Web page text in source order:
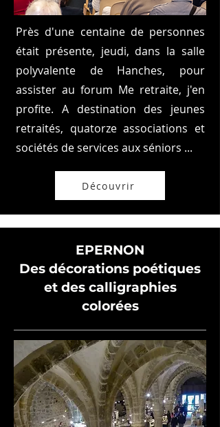
Près d'une centaine de personnes
était présente, jeudi, dans la salle
polyvalente de Hanches, pour
assister au forum Me retraite, j'en
profite. A destination des jeunes
retraités, quatorze associations et
sociétés de services aux séniors ...
Découvrir
EPERNON
Des décorations poétiques
et des calligraphies
colorées